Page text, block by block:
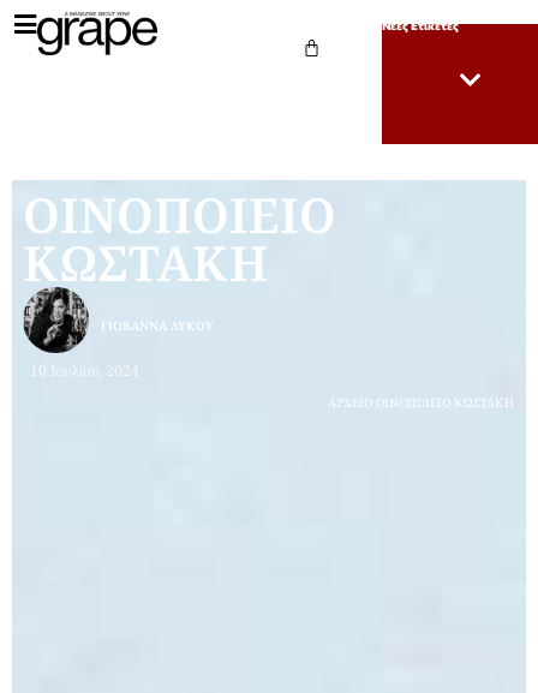
Νέες Ετικέτες
ΟΙΝΟΠΟΙΕΙΟ
ΚΩΣΤΑΚΗ
10 Ιουλίου, 2024
ΓΙΟΒΆΝΝΑ ΛΎΚΟΥ
ΑΡΧΕΙΟ ΟΙΝΟΠΟΙΕΙΟ ΚΩΣΤΑΚΗ